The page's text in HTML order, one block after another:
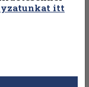
itt